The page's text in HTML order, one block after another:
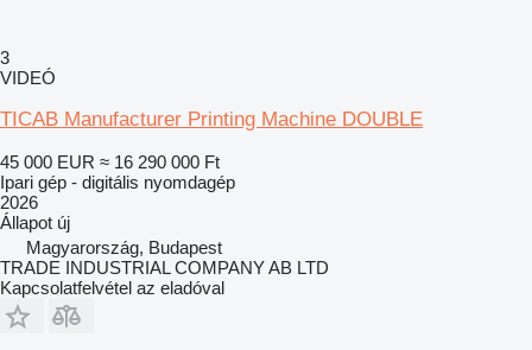
3
VIDEÓ
TICAB Manufacturer Printing Machine DOUBLE
45 000 EUR ≈ 16 290 000 Ft
Ipari gép - digitális nyomdagép
2026
Állapot új
Magyarország, Budapest
TRADE INDUSTRIAL COMPANY AB LTD
Kapcsolatfelvétel az eladóval